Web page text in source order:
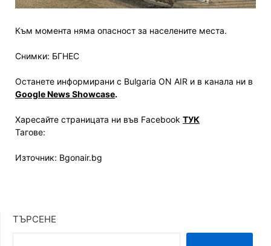
Към момента няма опасност за населените места.
Снимки: БГНЕС
Останете информирани с Bulgaria ON AIR и в канала ни в
Google News Showcase.
Харесайте страницата ни във Facebook ТУК
Тагове:
Източник: Bgonair.bg
ТЪРСЕНЕ